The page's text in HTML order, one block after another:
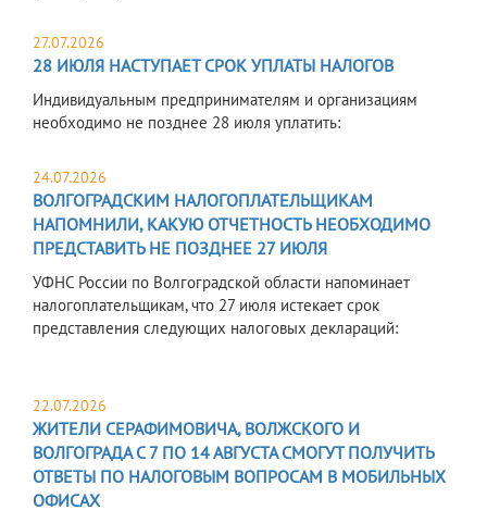
27.07.2026
28 ИЮЛЯ НАСТУПАЕТ СРОК УПЛАТЫ НАЛОГОВ
Индивидуальным предпринимателям и организациям
необходимо не позднее 28 июля уплатить:
24.07.2026
ВОЛГОГРАДСКИМ НАЛОГОПЛАТЕЛЬЩИКАМ
НАПОМНИЛИ, КАКУЮ ОТЧЕТНОСТЬ НЕОБХОДИМО
ПРЕДСТАВИТЬ НЕ ПОЗДНЕЕ 27 ИЮЛЯ
УФНС России по Волгоградской области напоминает
налогоплательщикам, что 27 июля истекает срок
представления следующих налоговых деклараций:
22.07.2026
ЖИТЕЛИ СЕРАФИМОВИЧА, ВОЛЖСКОГО И
ВОЛГОГРАДА С 7 ПО 14 АВГУСТА СМОГУТ ПОЛУЧИТЬ
ОТВЕТЫ ПО НАЛОГОВЫМ ВОПРОСАМ В МОБИЛЬНЫХ
ОФИСАХ